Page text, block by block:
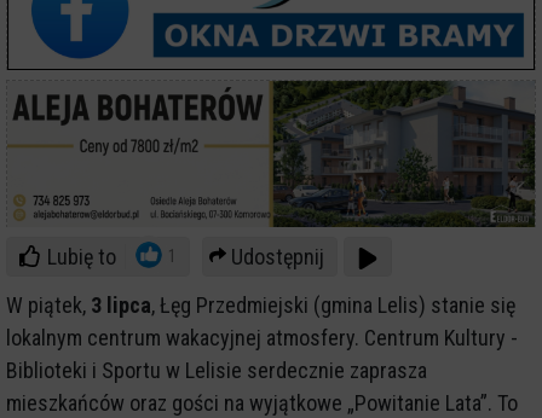
Lubię to 1
Udostępnij
W piątek, 3 lipca, Łęg Przedmiejski (gmina Lelis) stanie się
lokalnym centrum wakacyjnej atmosfery. Centrum Kultury -
Biblioteki i Sportu w Lelisie serdecznie zaprasza
mieszkańców oraz gości na wyjątkowe „Powitanie Lata”. To